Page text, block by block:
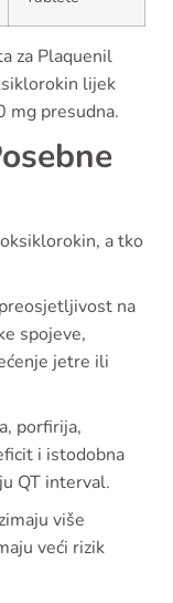
za Plaquenil
lijek
mg presudna.
a tko
na
spojeve,
jetre ili
porfirija,
i istodobna
QT interval.
više
veći rizik